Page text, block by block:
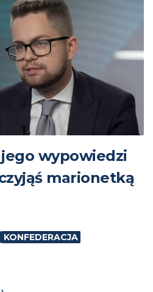
wypowiedzi
marionetką
KONFEDERACJA